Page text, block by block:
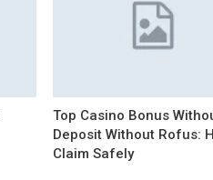
Top Casino Bonus
Deposit Without Rofus:
Claim Safely